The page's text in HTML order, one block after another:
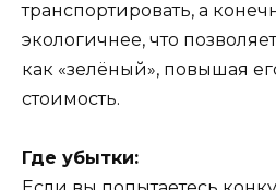
транспортировать, а
экологичнее, что
как «зелёный», повышая
стоимость.
Где убытки: